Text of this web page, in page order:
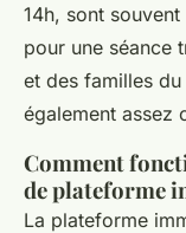
14h, sont souvent
pour une séance
et des familles
également assez
Comment
de plateforme
La plateforme